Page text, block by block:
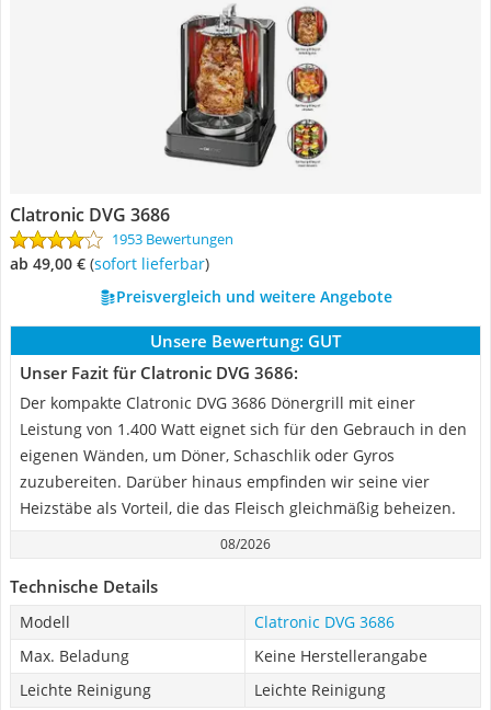
Clatronic DVG 3686
1953 Bewertungen
ab 49,00 € ( Sofort lieferbar)
Preisvergleich und weitere Angebote
Unsere Bewertung: GUT
Unser Fazit für Clatronic DVG 3686:
Der kompakte Clatronic DVG 3686 Dönergrill mit einer
Leistung von 1.400 Watt eignet sich für den Gebrauch in den
eigenen Wänden, um Döner, Schaschlik oder Gyros
zuzubereiten. Darüber hinaus empfinden wir seine vier
Heizstäbe als Vorteil, die das Fleisch gleichmäßig beheizen.
08/2026
Technische Details
Modell
Clatronic DVG 3686
Max. Beladung
Keine Herstellerangabe
Leichte Reinigung
Leichte Reinigung